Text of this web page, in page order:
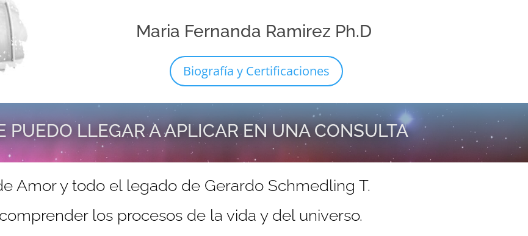
Maria Fernanda Ramirez Ph.D
Biografía y Certificaciones
PUEDO LLEGAR A APLICAR EN UNA CONSULTA
Amor y todo el legado de Gerardo Schmedling T.
los procesos de la vida y del universo.